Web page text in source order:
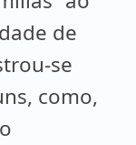
de
se
como,